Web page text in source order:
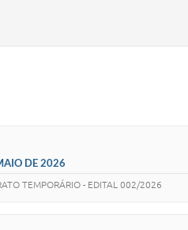
DE 2026
TEMPORÁRIO - EDITAL 002/2026